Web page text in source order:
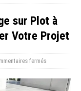
sur Plot à
Votre Projet
fermés